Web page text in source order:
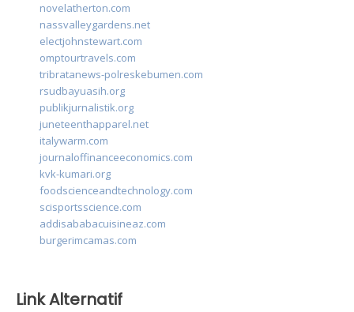
novelatherton.com
nassvalleygardens.net
electjohnstewart.com
omptourtravels.com
tribratanews-polreskebumen.com
rsudbayuasih.org
publikjurnalistik.org
juneteenthapparel.net
italywarm.com
journaloffinanceeconomics.com
kvk-kumari.org
foodscienceandtechnology.com
scisportsscience.com
addisababacuisineaz.com
burgerimcamas.com
Link Alternatif